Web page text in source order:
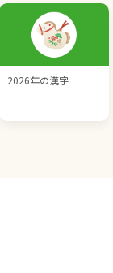
2026年の漢字